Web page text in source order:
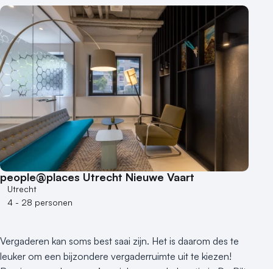
people@places Utrecht Nieuwe Vaart
Utrecht
4 - 28 personen
Vergaderen kan soms best saai zijn. Het is daarom des te
leuker om een bijzondere vergaderruimte uit te kiezen!